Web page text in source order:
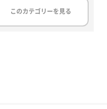
このカテゴリーを見る